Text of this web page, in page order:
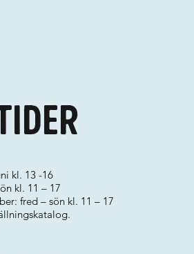
kl. 13 -16
kl. 11 – 17
fred – sön kl. 11 – 17